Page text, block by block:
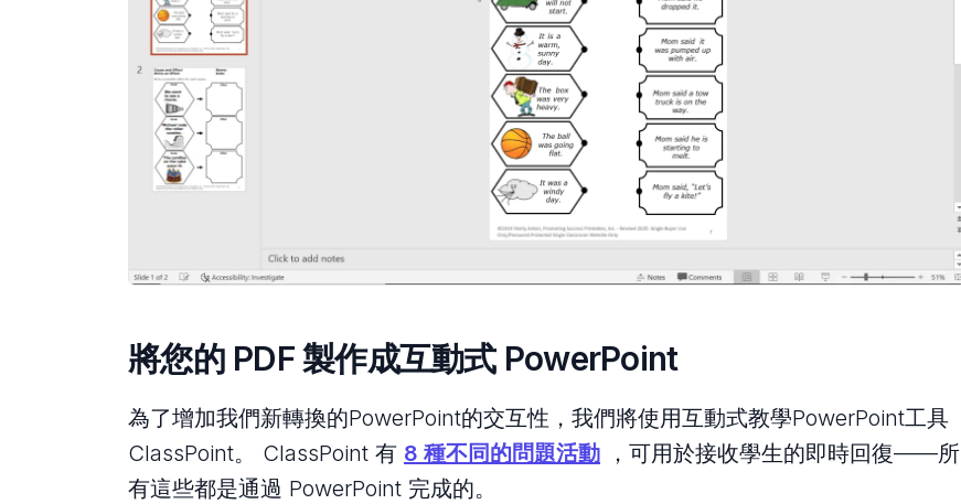
將您的 PDF 製作成互動式 PowerPoint
為了增加我們新轉換的PowerPoint的交互性，我們將使用互動式教學PowerPoint工具
ClassPoint。 ClassPoint 有 8 種不同的問題活動 ，可用於接收學生的即時回復——所
有這些都是通過 PowerPoint 完成的。